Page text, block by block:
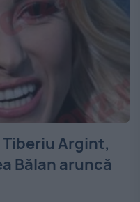
Argint,
Bălan aruncă